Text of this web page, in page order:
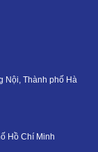
Nội, Thành phố Hà
Hồ Chí Minh